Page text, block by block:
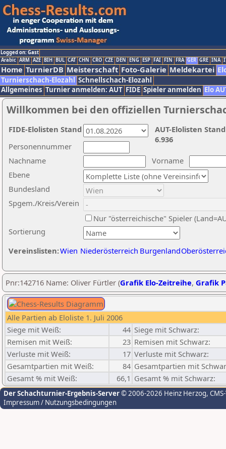
Logged on: Gast
Arabic ARM AZE BIH BUL CAT CHN CRO CZE DEN ENG ESP FAI FIN FRA GER GRE INA
Home TurnierDB Meisterschaft Foto-Galerie Meldekartei
Turnierschach-Elozahl Schnellschach-Elozahl
Allgemeines Turnier anmelden: AUT FIDE Spieler anmelden Elo
Willkommen bei den offiziellen
Nachname
Vorname
Ebene
Sortierung
Personennummer
Bundesland
Spgem./Kreis/Verein
Nur "österreichische" Spieler
Vereinslisten:Wien Niederösterreich Burgenland
AUT-Elolisten
6.936
FIDE-Elolisten Stand
Pnr:142716 Name: Oliver Fürtler (Grafik Elo-Zeitreihe, Grafik
Alle Partien ab Eloliste 1. Juli 2006
Siege mit Weiß:
44 Siege mit Schwarz:
Remisen mit Weiß:
23 Remisen mit Schwarz:
Verluste mit Weiß:
17 Verluste mit Schwarz:
Gesamtpartien mit Weiß:
84 Gesamtpartien mit
Gesamt % mit Weiß:
66,1 Gesamt % mit Schwarz:
Der Schachturnier-Ergebnis-Server© 2006-2026 Heinz Herzog,
Impressum / Nutzungsbedingungen